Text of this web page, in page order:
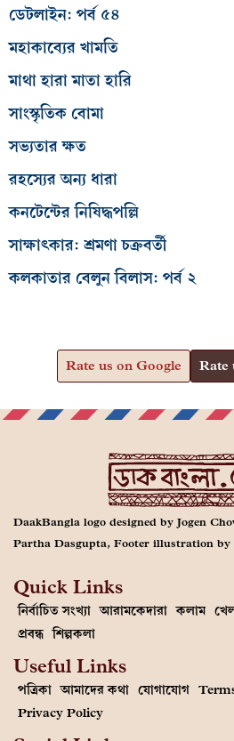
ডেটলাইন: পর্ব ৫৪
মহাকাব্যের খামতি
মাথা হারা মাতা হারি
সাংস্কৃতিক বোমা
সভ্যতার ক্ষত
রহস্যের অন্য ধারা
কনটেন্টের নিষিদ্ধপল্লি
সাক্ষাৎকার: শ্রমণা চক্রবর্তী
কলকাতার বেলুন বিলাস: পর্ব ২
Rate us on Google Rate
DaakBangla logo designed by Jogen
Partha Dasgupta, Footer illustration by
Quick Links
নির্বাচিত সংখ্যা আরামকেদারা কলাম
প্রবন্ধ শিল্পকলা
Useful Links
পত্রিকা আমাদের কথা যোগাযোগ
Privacy Policy